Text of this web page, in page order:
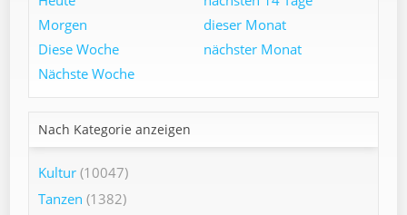
Morgen
Diese Woche
Nächste Woche
dieser Monat
nächster Monat
Nach Kategorie anzeigen
Kultur (10047)
Tanzen (1382)